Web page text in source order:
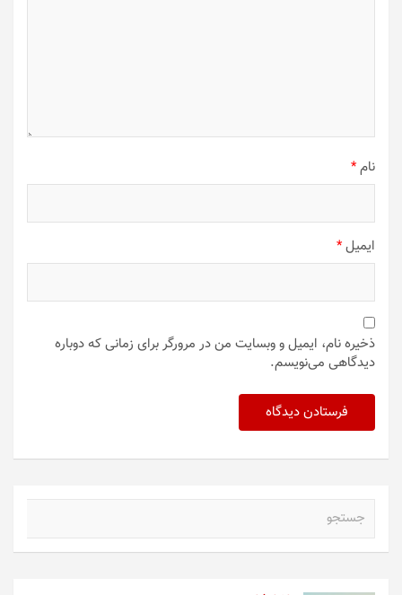
نام*
ایمیل*
ذخیره نام، ایمیل و وبسایت من در مرورگر برای زمانی که دوباره
دیدگاهی می‌نویسم.